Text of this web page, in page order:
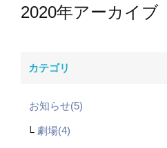
2020年アーカイブ
カテゴリ
お知らせ(5)
劇場(4)